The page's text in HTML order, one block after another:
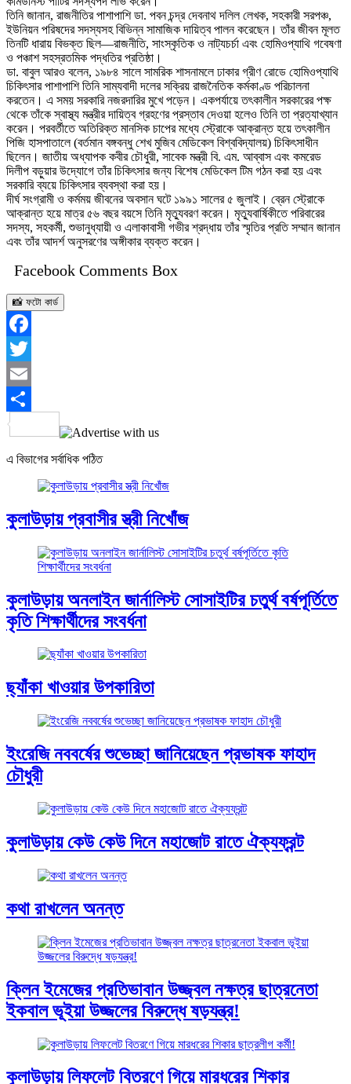
তিনি জানান, রাজনীতির পাশাপাশি ডা. পবন চন্দ্র দেবনাথ দলিল লেখক, সহকারী সরপঞ্চ,
ইউনিয়ন পরিষদের সদস্যসহ বিভিন্ন সামাজিক দায়িত্ব পালন করেছেন। তাঁর জীবন মূলত
তিনটি ধারায় বিভক্ত ছিল—রাজনীতি, সাংস্কৃতিক ও নাট্যচর্চা এবং হোমিওপ্যাথি গবেষণা
ও পঞ্চাশ সহস্রতমিক পদ্ধতির প্রতিষ্ঠা।
ডা. বাবুল আরও বলেন, ১৯৮৪ সালে সামরিক শাসনামলে ঢাকার গ্রীণ রোডে হোমিওপ্যাথি
চিকিৎসার পাশাপাশি তিনি সাম্যবাদী দলের সক্রিয় রাজনৈতিক কর্মকাণ্ড পরিচালনা
করতেন। এ সময় সরকারি নজরদারির মুখে পড়েন। একপর্যায়ে তৎকালীন সরকারের পক্ষ
থেকে তাঁকে স্বাস্থ্য মন্ত্রীর দায়িত্ব গ্রহণের প্রস্তাব দেওয়া হলেও তিনি তা প্রত্যাখ্যান
করেন। পরবর্তীতে অতিরিক্ত মানসিক চাপের মধ্যে স্ট্রোকে আক্রান্ত হয়ে তৎকালীন
পিজি হাসপাতালে (বর্তমান বঙ্গবন্ধু শেখ মুজিব মেডিকেল বিশ্ববিদ্যালয়) চিকিৎসাধীন
ছিলেন। জাতীয় অধ্যাপক কবীর চৌধুরী, সাবেক মন্ত্রী বি. এম. আব্বাস এবং কমরেড
দিলীপ বড়ুয়ার উদ্যোগে তাঁর চিকিৎসার জন্য বিশেষ মেডিকেল টিম গঠন করা হয় এবং
সরকারি ব্যয়ে চিকিৎসার ব্যবস্থা করা হয়।
দীর্ঘ সংগ্রামী ও কর্মময় জীবনের অবসান ঘটে ১৯৯১ সালের ৫ জুলাই। ব্রেন স্ট্রোকে
আক্রান্ত হয়ে মাত্র ৫৬ বছর বয়সে তিনি মৃত্যুবরণ করেন। মৃত্যুবার্ষিকীতে পরিবারের
সদস্য, সহকর্মী, শুভানুধ্যায়ী ও এলাকাবাসী গভীর শ্রদ্ধায় তাঁর স্মৃতির প্রতি সম্মান জানান
এবং তাঁর আদর্শ অনুসরণের অঙ্গীকার ব্যক্ত করেন।
Facebook Comments Box
📸 ফটো কার্ড
Facebook
Twitter
Email
Share
এ বিভাগের সর্বাধিক পঠিত
কুলাউড়ায় প্রবাসীর স্ত্রী নিখোঁজ
কুলাউড়ায় অনলাইন জার্নালিস্ট সোসাইটির চতুর্থ বর্ষপূর্তিতে
কৃতি শিক্ষার্থীদের সংবর্ধনা
ছ্যাঁকা খাওয়ার উপকারিতা
ইংরেজি নববর্ষের শুভেচ্ছা জানিয়েছেন প্রভাষক ফাহাদ
চৌধুরী
কুলাউড়ায় কেউ কেউ দিনে মহাজোট রাতে ঐক্যফ্রন্ট
কথা রাখলেন অনন্ত
ক্লিন ইমেজের প্রতিভাবান উজ্জ্বল নক্ষত্র ছাত্রনেতা
ইকবাল ভূইয়া উজ্জলের বিরুদ্ধে ষড়যন্ত্র!
কুলাউড়ায় লিফলেট বিতরণে গিয়ে মারধরের শিকার